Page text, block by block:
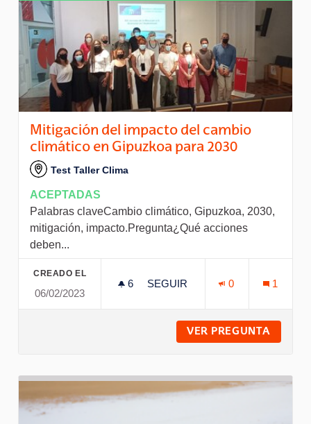
Mitigación del impacto del cambio
climático en Gipuzkoa para 2030
Test Taller Clima
ACEPTADAS
Palabras claveCambio climático, Gipuzkoa, 2030,
mitigación, impacto.Pregunta¿Qué acciones
deben...
CREADO EL
06/02/2023
6 6 SEGUIDORAS
SEGUIR
0 1
VER PREGUNTA